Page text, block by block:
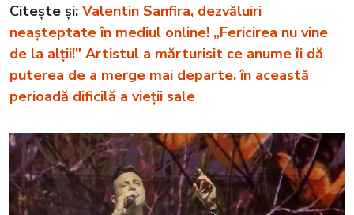
Citește și: Valentin Sanfira, dezvăluiri
neașteptate în mediul online! „Fericirea nu vine
de la alții!” Artistul a mărturisit ce anume îi dă
puterea de a merge mai departe, în această
perioadă dificilă a vieții sale